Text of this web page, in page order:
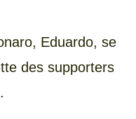
Eduardo, se
des supporters